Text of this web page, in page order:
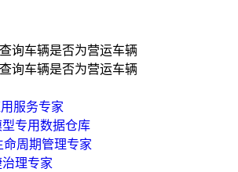
询车辆是否为营运车辆
询车辆是否为营运车辆
服务专家
专用数据仓库
周期管理专家
理专家